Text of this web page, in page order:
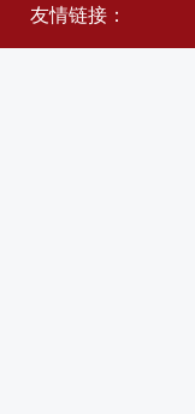
友情链接：